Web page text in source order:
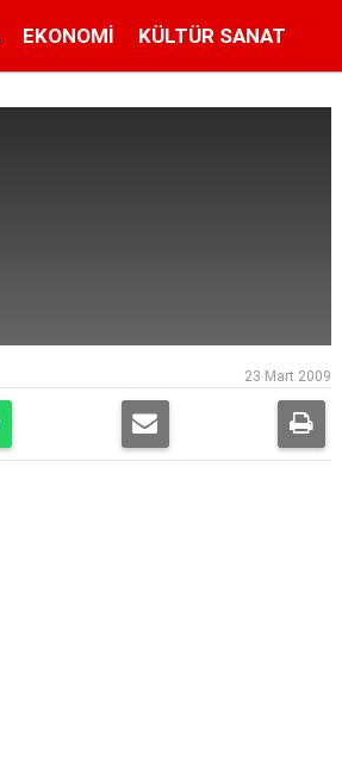
EKONOMI KÜLTÜR SANAT
23 Mart 2009